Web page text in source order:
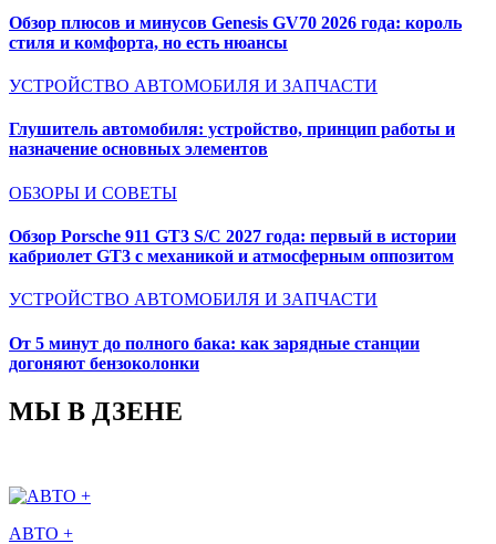
Обзор плюсов и минусов Genesis GV70 2026 года: король
стиля и комфорта, но есть нюансы
УСТРОЙСТВО АВТОМОБИЛЯ И ЗАПЧАСТИ
Глушитель автомобиля: устройство, принцип работы и
назначение основных элементов
ОБЗОРЫ И СОВЕТЫ
Обзор Porsche 911 GT3 S/C 2027 года: первый в истории
кабриолет GT3 с механикой и атмосферным оппозитом
УСТРОЙСТВО АВТОМОБИЛЯ И ЗАПЧАСТИ
От 5 минут до полного бака: как зарядные станции
догоняют бензоколонки
МЫ В ДЗЕНЕ
АВТО +